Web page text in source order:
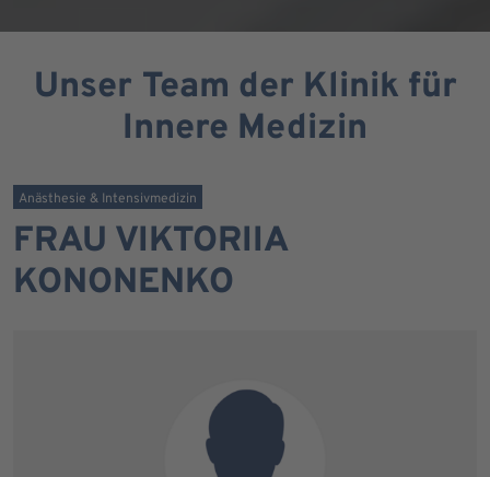
Unser Team der Klinik für
Innere Medizin
Anästhesie & Intensivmedizin
FRAU VIKTORIIA
KONONENKO